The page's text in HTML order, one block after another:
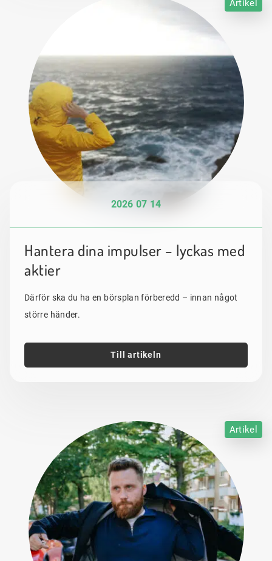
Artikel
2026 07 14
Hantera dina impulser – lyckas med
aktier
Därför ska du ha en börsplan förberedd – innan något
större händer.
Till artikeln
Artikel